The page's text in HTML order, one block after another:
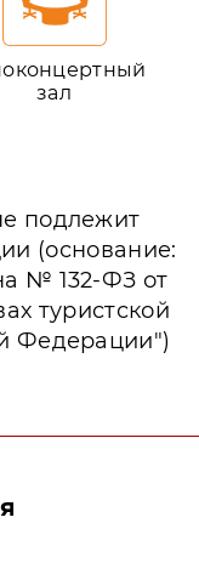
зал
подлежит
(основание:
№ 132-ФЗ от
туристской
Федерации")